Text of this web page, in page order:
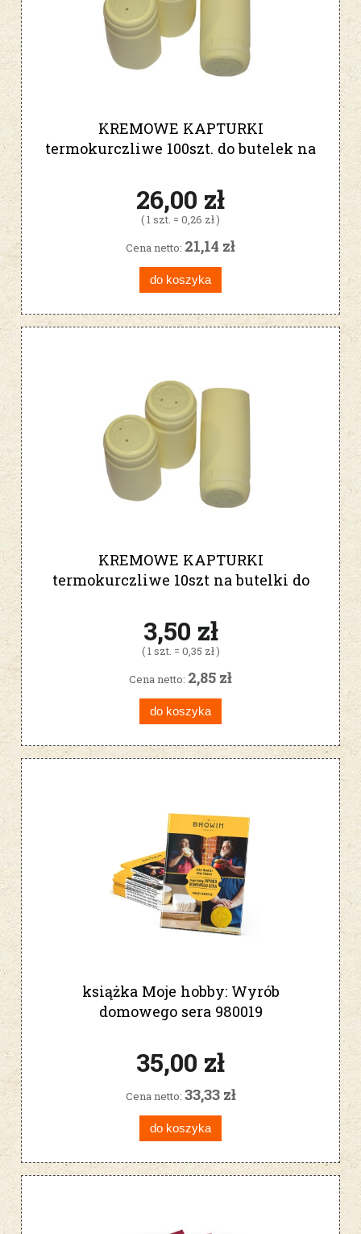
KREMOWE KAPTURKI
termokurczliwe 100szt. do butelek na
26,00 zł
( 1 szt. = 0,26 zł )
Cena netto: 21,14 zł
do koszyka
KREMOWE KAPTURKI
termokurczliwe 10szt na butelki do
3,50 zł
( 1 szt. = 0,35 zł )
Cena netto: 2,85 zł
do koszyka
książka Moje hobby: Wyrób
domowego sera 980019
35,00 zł
Cena netto: 33,33 zł
do koszyka